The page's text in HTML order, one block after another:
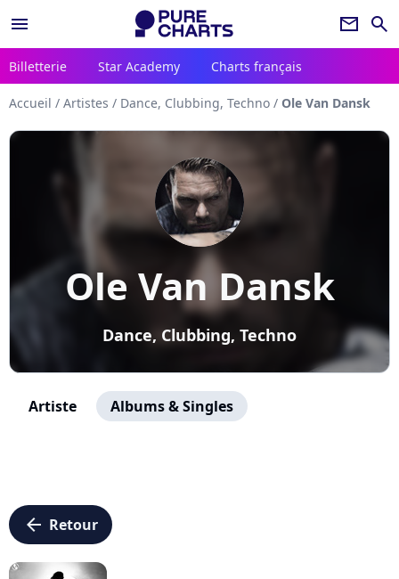
menu newsletter search
Billetterie Star Academy Charts français
Accueil / Artistes / Dance, Clubbing, Techno / Ole Van Dansk
Ole Van Dansk
Dance, Clubbing, Techno
Artiste Albums & Singles
arrow_left Retour